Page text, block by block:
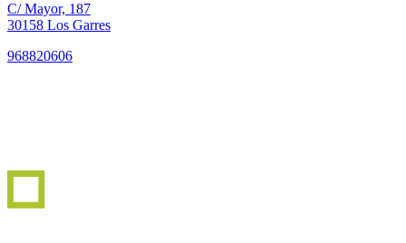
C/ Mayor, 187
30158 Los Garres
968820606